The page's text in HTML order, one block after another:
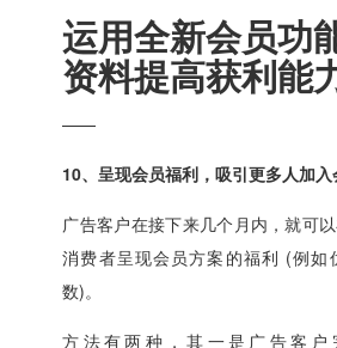
运用全新会员功
资料提高获利能
——
10、呈现会员福利，吸引更多人加入
广告客户在接下来几个月内，就可
消费者呈现会员方案的福利 (例如
数)。
方法有两种，其一是广告客户